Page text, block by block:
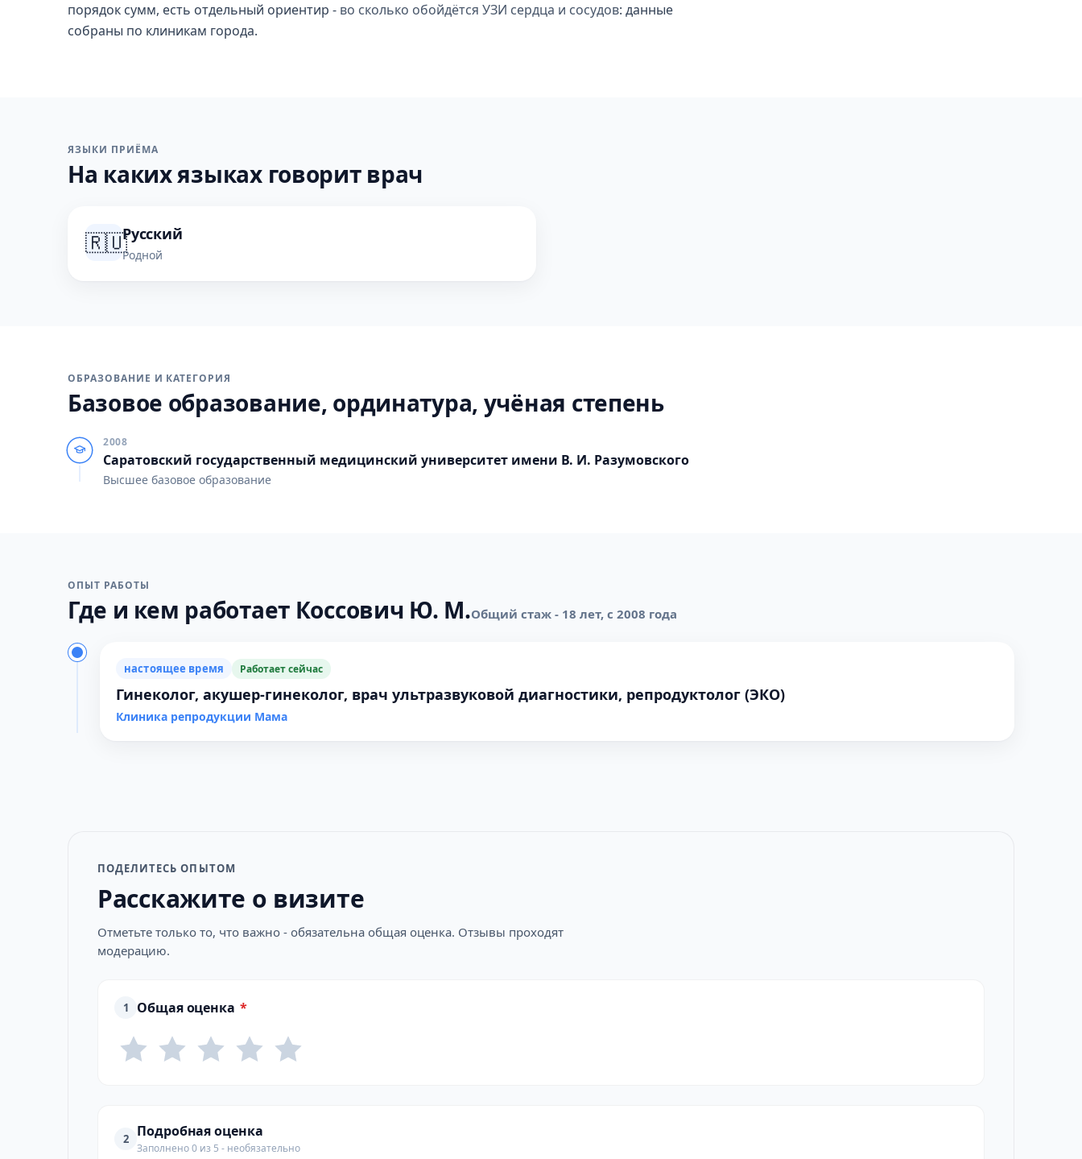
порядок сумм, есть отдельный ориентир - во сколько обойдётся УЗИ сердца и сосудов: данные
собраны по клиникам города.
ЯЗЫКИ ПРИЁМА
На каких языках говорит врач
🇷🇺Русский
Родной
ОБРАЗОВАНИЕ И КАТЕГОРИЯ
Базовое образование, ординатура, учёная степень
2008
Саратовский государственный медицинский университет имени В. И. Разумовского
Высшее базовое образование
ОПЫТ РАБОТЫ
Где и кем работает Коссович Ю. М.Общий стаж - 18 лет, с 2008 года
настоящее время Работает сейчас
Гинеколог, акушер-гинеколог, врач ультразвуковой диагностики, репродуктолог (ЭКО)
Клиника репродукции Мама
ПОДЕЛИТЕСЬ ОПЫТОМ
Расскажите о визите
Отметьте только то, что важно - обязательна общая оценка. Отзывы проходят
модерацию.
1 Общая оценка *
2 Подробная оценка
Заполнено 0 из 5 - необязательно